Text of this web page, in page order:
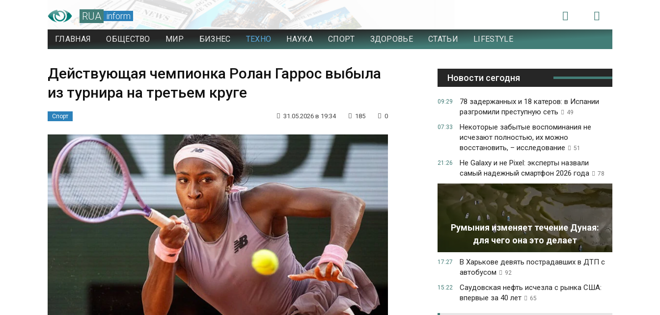
RUA inform
ГЛАВНАЯ ОБЩЕСТВО МИР БИЗНЕС ТЕХНО НАУКА СПОРТ ЗДОРОВЬЕ СТАТЬИ LIFESTYLE
Действующая чемпионка Ролан Гаррос выбыла
из турнира на третьем круге
Спорт 31.05.2026 в 19:34 185 0
Новости сегодня
09:29
78 задержанных и 18 катеров: в Испании
разгромили преступную сеть
49
07:33
Некоторые забытые воспоминания не
исчезают полностью, их можно
восстановить, – исследование
51
21:26
Не Galaxy и не Pixel: эксперты назвали
самый надежный смартфон 2026 года
78
Румыния изменяет течение Дуная:
для чего она это делает
17:27
В Харькове девять пострадавших в ДТП с
автобусом
92
15:22
Саудовская нефть исчезла с рынка США:
впервые за 40 лет
65